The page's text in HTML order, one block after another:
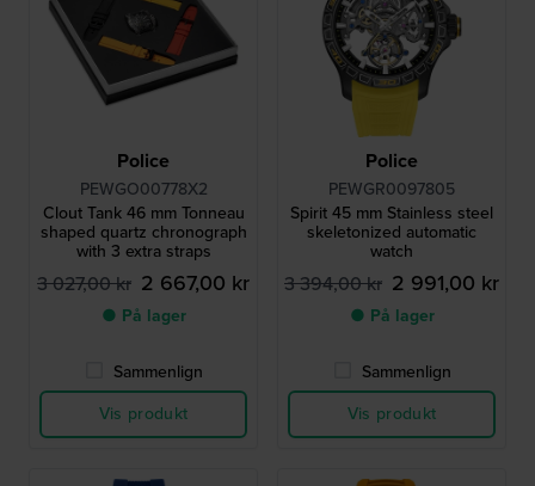
Police
PEWGO00778X2
Clout Tank 46 mm Tonneau
shaped quartz chronograph
with 3 extra straps
3 027,00 kr 2 667,00 kr
● På lager
Sammenlign
Vis produkt
Police
PEWGR0097805
Spirit 45 mm Stainless steel
skeletonized automatic
watch
3 394,00 kr 2 991,00 kr
● På lager
Sammenlign
Vis produkt